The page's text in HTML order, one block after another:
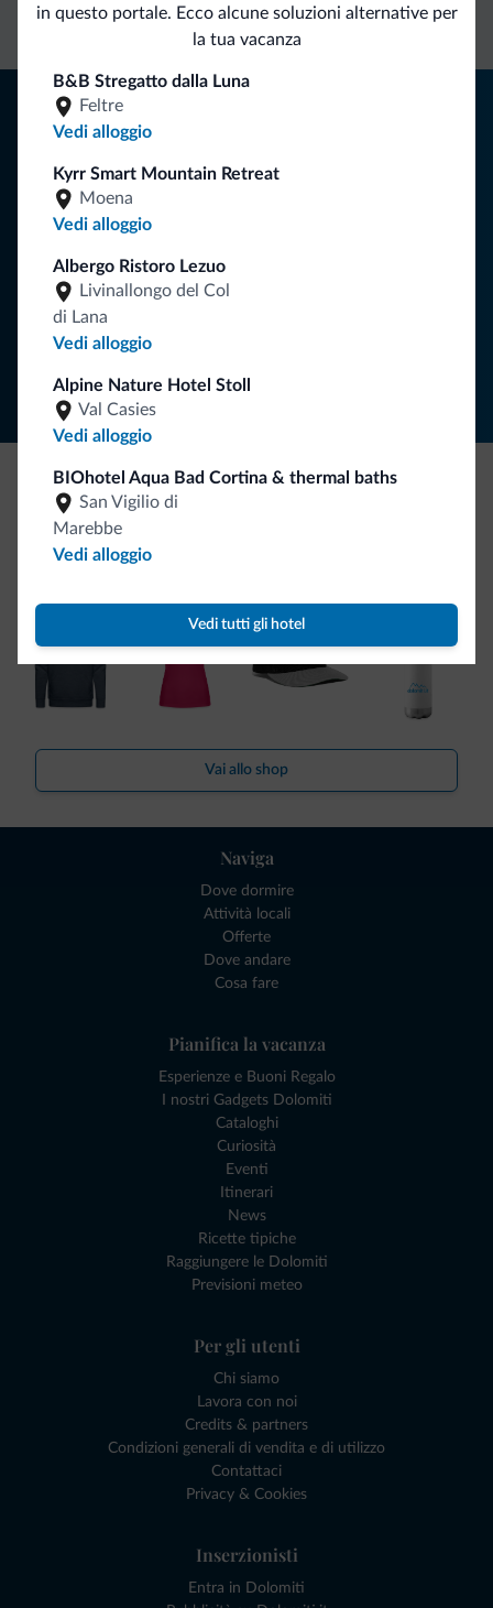
in questo portale. Ecco alcune soluzioni alternative per
la tua vacanza
B&B Stregatto dalla Luna
Feltre
Vedi alloggio
Kyrr Smart Mountain Retreat
Moena
Vedi alloggio
Albergo Ristoro Lezuo
Livinallongo del Col
di Lana
Vedi alloggio
Alpine Nature Hotel Stoll
Val Casies
Vedi alloggio
BIOhotel Aqua Bad Cortina & thermal baths
San Vigilio di
Marebbe
Vedi alloggio
Vedi tutti gli hotel
diretto
vantaggiose
vincolanti
vacanza nelle Dolomiti.
ISCRIVITI ALLA NEWSLETTER
Be Original, scopri la nuova collezione
Vai allo shop
Naviga
Dove dormire
Attività locali
Offerte
Dove andare
Cosa fare
Pianifica la vacanza
Esperienze e Buoni Regalo
I nostri Gadgets Dolomiti
Cataloghi
Curiosità
Eventi
Itinerari
News
Ricette tipiche
Raggiungere le Dolomiti
Previsioni meteo
Per gli utenti
Chi siamo
Lavora con noi
Credits & partners
Condizioni generali di vendita e di utilizzo
Contattaci
Privacy & Cookies
Inserzionisti
Entra in Dolomiti